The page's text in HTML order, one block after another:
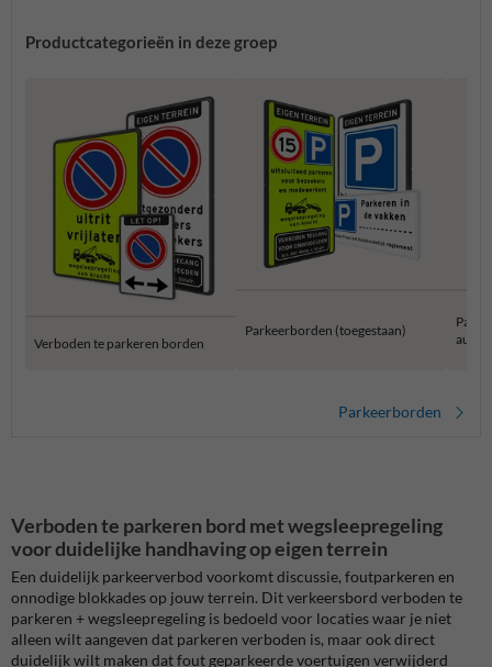
Productcategorieën in deze groep
Verboden te parkeren borden
Parkeerborden (toegestaan)
auto
Parkeerborden
Verboden te parkeren bord met wegsleepregeling
voor duidelijke handhaving op eigen terrein
Een duidelijk parkeerverbod voorkomt discussie, foutparkeren en
onnodige blokkades op jouw terrein. Dit verkeersbord verboden te
parkeren + wegsleepregeling is bedoeld voor locaties waar je niet
alleen wilt aangeven dat parkeren verboden is, maar ook direct
duidelijk wilt maken dat fout geparkeerde voertuigen verwijderd